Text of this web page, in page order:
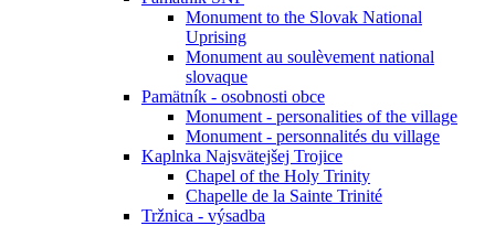
Monument to the Slovak National
Uprising
Monument au soulèvement national
slovaque
Pamätník - osobnosti obce
Monument - personalities of the village
Monument - personnalités du village
Kaplnka Najsvätejšej Trojice
Chapel of the Holy Trinity
Chapelle de la Sainte Trinité
Tržnica - výsadba